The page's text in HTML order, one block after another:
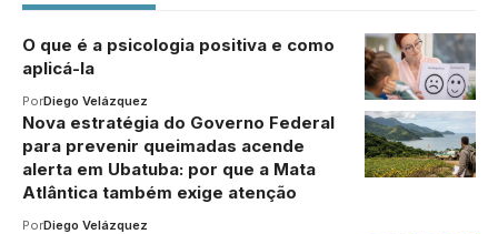
O que é a psicologia positiva e como
aplicá-la
PorDiego Velázquez
Nova estratégia do Governo Federal
para prevenir queimadas acende
alerta em Ubatuba: por que a Mata
Atlântica também exige atenção
PorDiego Velázquez